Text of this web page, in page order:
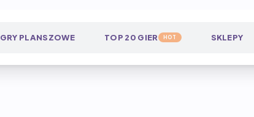
GRY PLANSZOWE TOP 20 GIER HOT SKLEPY